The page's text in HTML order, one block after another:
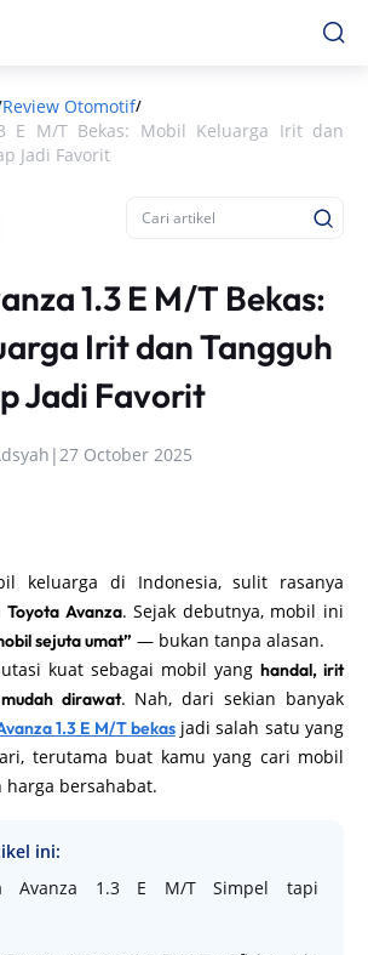
Review Otomotif/
E M/T Bekas: Mobil Keluarga Irit dan
Jadi Favorit
1.3 E M/T Bekas:
Irit dan Tangguh
Jadi Favorit
|27 October 2025
keluarga di Indonesia, sulit rasanya
Toyota Avanza. Sejak debutnya, mobil ini
sejuta umat” — bukan tanpa alasan.
kuat sebagai mobil yang handal, irit
dirawat. Nah, dari sekian banyak
1.3 E M/T bekasjadi salah satu yang
terutama buat kamu yang cari mobil
bersahabat.
ini:
Avanza 1.3 E M/T Simpel tapi